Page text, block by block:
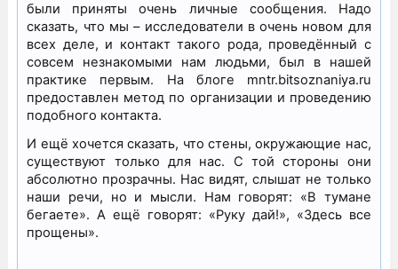
были приняты очень личные сообщения. Надо
сказать, что мы – исследователи в очень новом для
всех деле, и контакт такого рода, проведённый с
совсем незнакомыми нам людьми, был в нашей
практике первым. На блоге mntr.bitsoznaniya.ru
предоставлен метод по организации и проведению
подобного контакта.
И ещё хочется сказать, что стены, окружающие нас,
существуют только для нас. С той стороны они
абсолютно прозрачны. Нас видят, слышат не только
наши речи, но и мысли. Нам говорят: «В тумане
бегаете». А ещё говорят: «Руку дай!», «Здесь все
прощены».